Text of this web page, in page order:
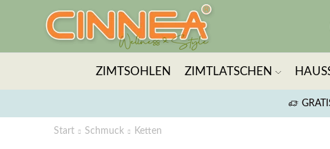
ZIMTSOHLEN ZIMTLATSCHEN
Start Schmuck Ketten